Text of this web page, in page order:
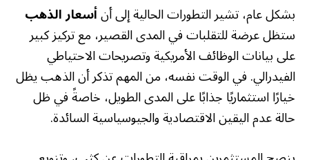
بشكل عام، تشير التطورات الحالية إلى أنأسعار الذهب
ستظل عرضة للتقلبات في المدى القصير، مع تركيز كبير
على بيانات الوظائف الأمريكية وتصريحات الاحتياطي
الفيدرالي. في الوقت نفسه، من المهم تذكر أن الذهب يظل
خيارًا استثماريًا جذابًا على المدى الطويل، خاصةً في ظل
حالة عدم اليقين الاقتصادية والجيوسياسية السائدة.